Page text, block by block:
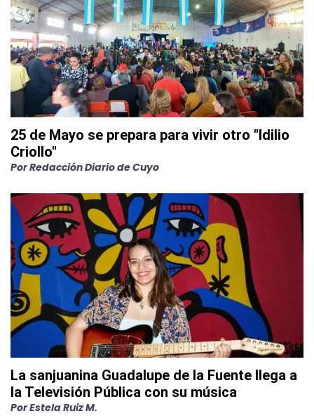
25 de Mayo se prepara para vivir otro "Idilio
Criollo"
PorRedacción Diario de Cuyo
La sanjuanina Guadalupe de la Fuente llega a
la Televisión Pública con su música
PorEstela Ruiz M.